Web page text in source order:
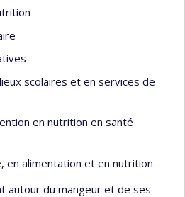
scolaires et en services de
en nutrition en santé
en alimentation et en nutrition
autour du mangeur et de ses